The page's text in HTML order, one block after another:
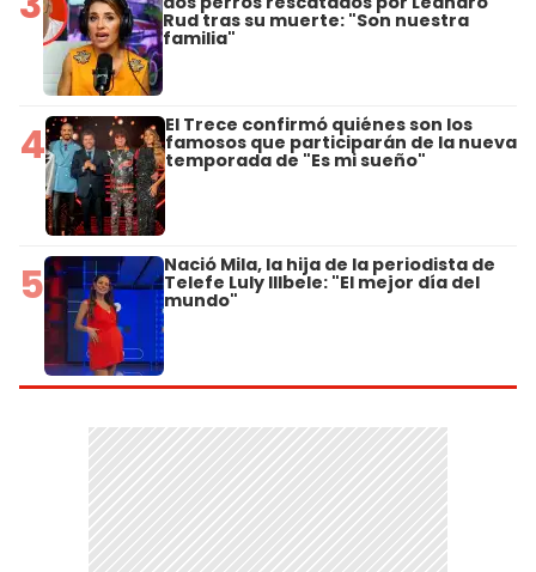
Rud tras su muerte: "Son nuestra
familia"
4 El Trece confirmó quiénes son los
famosos que participarán de la nueva
temporada de "Es mi sueño"
5 Nació Mila, la hija de la periodista de
Telefe Luly Illbele: "El mejor día del
mundo"